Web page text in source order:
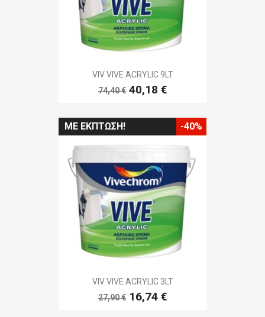
VIV VIVE ACRYLIC 9LT
74,40 € 40,18 €
VIV VIVE ACRYLIC 3LT
27,90 € 16,74 €
ΜΕ ΈΚΠΤΩΣΗ! -40%